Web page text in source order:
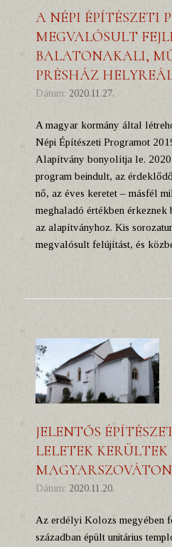
A NÉPI ÉPÍTÉSZETI
MEGVALÓSULT
BALATONAKALI,
PRÉSHÁZ
Dátum: 2020.11.27.
A magyar kormány által
Népi Építészeti Programot
Alapítvány bonyolítja le. 2020
program beindult, az
nő, az éves keretet – másfél
meghaladó értékben érkeznek
az alapítványhoz. Kis
megvalósult felújítást, és
JELENTŐS
LELETEK KERÜLTEK
MAGYARSZOVÁTON
Dátum: 2020.11.20.
Az erdélyi Kolozs megyében
században épült unitárius